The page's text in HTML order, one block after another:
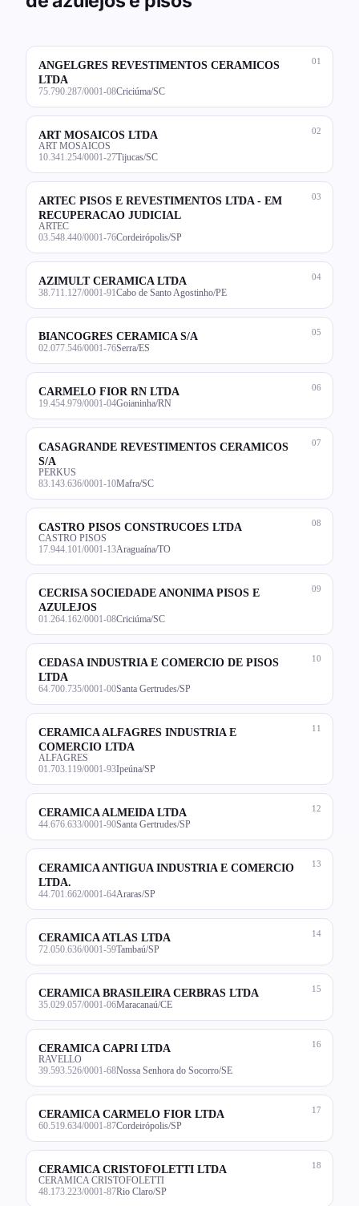
01
ANGELGRES REVESTIMENTOS CERAMICOS
LTDA
75.790.287/0001-08Criciúma/SC
02
ART MOSAICOS LTDA
ART MOSAICOS
10.341.254/0001-27Tijucas/SC
03
ARTEC PISOS E REVESTIMENTOS LTDA - EM
RECUPERACAO JUDICIAL
ARTEC
03.548.440/0001-76Cordeirópolis/SP
04
AZIMULT CERAMICA LTDA
38.711.127/0001-91 Cabo de Santo Agostinho/PE
05
BIANCOGRES CERAMICA S/A
02.077.546/0001-76Serra/ES
06
CARMELO FIOR RN LTDA
19.454.979/0001-04Goianinha/RN
07
CASAGRANDE REVESTIMENTOS CERAMICOS
S/A
PERKUS
83.143.636/0001-10Mafra/SC
08
CASTRO PISOS CONSTRUCOES LTDA
CASTRO PISOS
17.944.101/0001-13Araguaína/TO
09
CECRISA SOCIEDADE ANONIMA PISOS E
AZULEJOS
01.264.162/0001-08Criciúma/SC
10
CEDASA INDUSTRIA E COMERCIO DE PISOS
LTDA
64.700.735/0001-00Santa Gertrudes/SP
11
CERAMICA ALFAGRES INDUSTRIA E
COMERCIO LTDA
ALFAGRES
01.703.119/0001-93Ipeúna/SP
12
CERAMICA ALMEIDA LTDA
44.676.633/0001-90Santa Gertrudes/SP
13
CERAMICA ANTIGUA INDUSTRIA E COMERCIO
LTDA.
44.701.662/0001-64Araras/SP
14
CERAMICA ATLAS LTDA
72.050.636/0001-59Tambaú/SP
15
CERAMICA BRASILEIRA CERBRAS LTDA
35.029.057/0001-06Maracanaú/CE
16
CERAMICA CAPRI LTDA
RAVELLO
39.593.526/0001-68Nossa Senhora do Socorro/SE
17
CERAMICA CARMELO FIOR LTDA
60.519.634/0001-87Cordeirópolis/SP
18
CERAMICA CRISTOFOLETTI LTDA
CERAMICA CRISTOFOLETTI
48.173.223/0001-87Rio Claro/SP